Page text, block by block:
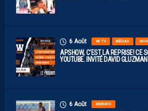
6 Août AP TV MÉDIAS
APSHOW, C’EST LA REPRISE! CE
YOUTUBE. INVITÉ DAVID GLUZMAN
6 Août MERCATO